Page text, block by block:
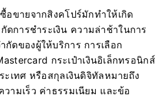
อขายจากสิงคโปร์มักทำให้เกิด
ดการชำระเงิน ความล่าช้าในการ
กัดของผู้ให้บริการ การเลือก
กระเป๋าเงินอิเล็กทรอนิกส์
ะเทศ หรือสกุลเงินดิจิทัลหมายถึง
ามเร็ว ค่าธรรมเนียม และข้อ